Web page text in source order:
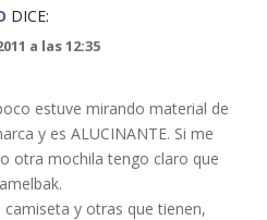
DICE:
a las 12:35
estuve mirando material de
y es ALUCINANTE. Si me
otra mochila tengo claro que
camiseta y otras que tienen,